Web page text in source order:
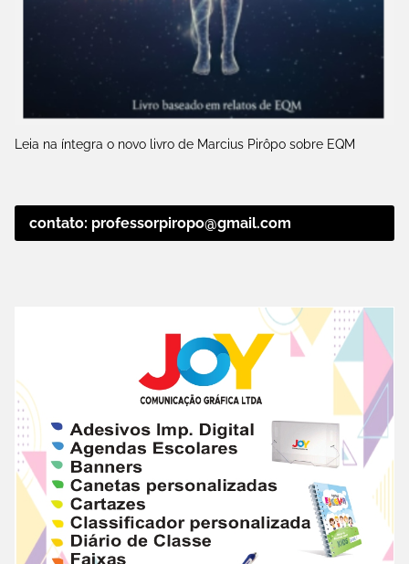
Leia na íntegra o novo livro de Marcius Pirôpo sobre EQM
contato: professorpiropo@gmail.com